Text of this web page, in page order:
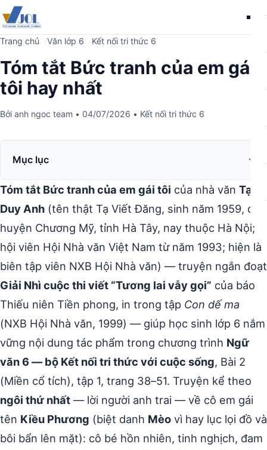
Trang chủ Văn lớp 6 Kết nối tri thức 6
Tóm tắt Bức tranh của em gái
tôi hay nhất
Bởi anh ngoc team • 04/07/2026 • Kết nối tri thức 6
Mục lục
Tóm tắt Bức tranh của em gái tôi của nhà văn Tạ
Duy Anh (tên thật Tạ Viết Đăng, sinh năm 1959, quê
huyện Chương Mỹ, tỉnh Hà Tây, nay thuộc Hà Nội;
hội viên Hội Nhà văn Việt Nam từ năm 1993; hiện là
biên tập viên NXB Hội Nhà văn) — truyện ngắn đoạt
Giải Nhì cuộc thi viết “Tương lai vẫy gọi” của báo
Thiếu niên Tiền phong, in trong tập Con dế ma
(NXB Hội Nhà văn, 1999) — giúp học sinh lớp 6 nắm
vững nội dung tác phẩm trong chương trình Ngữ
văn 6 — bộ Kết nối tri thức với cuộc sống, Bài 2
(Miền cổ tích), tập 1, trang 38–51. Truyện kể theo
ngôi thứ nhất — lời người anh trai — về cô em gái
tên Kiều Phương (biệt danh Mèo vì hay lục lọi đồ và
bôi bẩn lên mặt): cô bé hồn nhiên, tinh nghịch, đam